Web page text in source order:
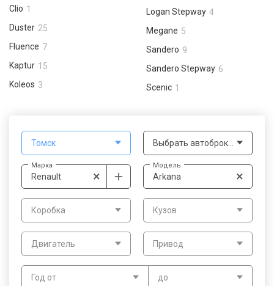
Томск
Марка
×
Renault
Модель
×
Arkana
Год от до
Коробка Кузов
Двигатель Привод
Clio 1
Duster 25
Fluence 7
Kaptur 15
Koleos 3
Logan Stepway 4
Megane 5
Sandero 9
Sandero Stepway 6
Scenic 1